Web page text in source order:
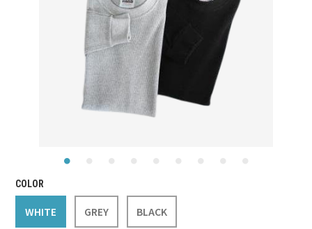
COLOR
WHITE GREY BLACK